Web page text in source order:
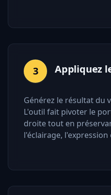
3 Appliquez
Générez le résultat du
L'outil fait pivoter le
droite tout en
l'éclairage,